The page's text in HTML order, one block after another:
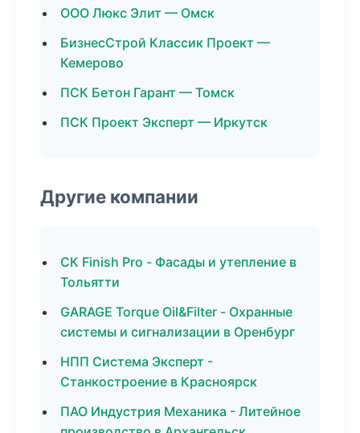
ООО Люкс Элит — Омск
БизнесСтрой Классик Проект —
Кемерово
ПСК Бетон Гарант — Томск
ПСК Проект Эксперт — Иркутск
Другие компании
СК Finish Pro - Фасады и утепление в
Тольятти
GARAGE Torque Oil&Filter - Охранные
системы и сигнализации в Оренбург
НПП Система Эксперт -
Станкостроение в Красноярск
ПАО Индустрия Механика - Литейное